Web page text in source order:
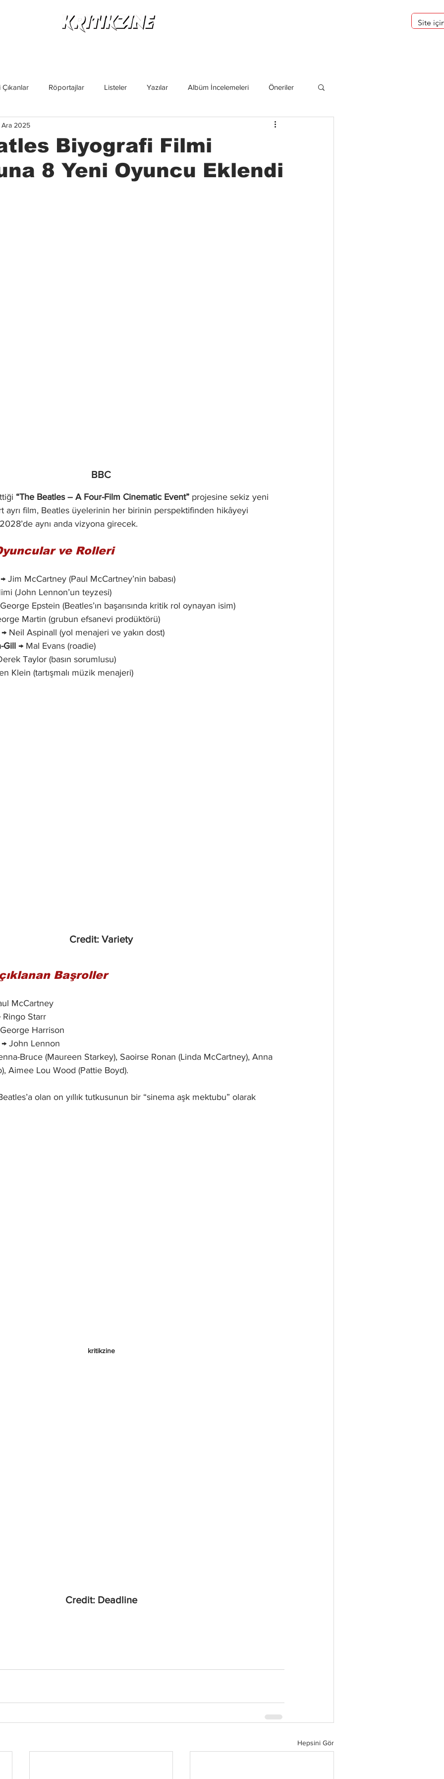
Çıkanlar Röportajlar Listeler Yazılar Albüm İncelemeleri Öneriler
İncelemeler
Biyografi Filmi
8 Yeni Oyuncu Eklendi
Ara 2025
BBC
“The Beatles – A Four-Film Cinematic Event” projesine sekiz yeni
ayrı film, Beatles üyelerinin her birinin perspektifinden hikâyeyi
aynı anda vizyona girecek.
ve Rolleri
Jim McCartney (Paul McCartney’nin babası)
(John Lennon’un teyzesi)
Epstein (Beatles’ın başarısında kritik rol oynayan isim)
Martin (grubun efsanevi prodüktörü)
→ Neil Aspinall (yol menajeri ve yakın dost)
Gill → Mal Evans (roadie)
Taylor (basın sorumlusu)
Klein (tartışmalı müzik menajeri)
Credit: Variety
Başroller
McCartney
Ringo Starr
Harrison
→ John Lennon
Bruce (Maureen Starkey), Saoirse Ronan (Linda McCartney), Anna
Aimee Lou Wood (Pattie Boyd).
olan on yıllık tutkusunun bir “sinema aşk mektubu” olarak
kritikzine
Credit: Deadline
Hepsini Gör